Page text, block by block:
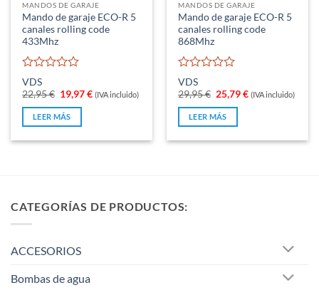
MANDOS DE GARAJE
Mando de garaje ECO-R 5
canales rolling code
433Mhz
Valorado
con
0
de
5
VDS
22,95€ El
precio
original
era:
22,95 €.
19,97€El
precio
(IVA incluido)
LEER MÁS
MANDOS DE GARAJE
Mando de garaje ECO-R 5
canales rolling code
868Mhz
Valorado
con
0
de
5
VDS
29,95€ El
precio
original
era:
29,95 €.
25,79€El
precio
(IVA incluido)
LEER MÁS
CATEGORÍAS DE PRODUCTOS:
ACCESORIOS
Bombas de agua